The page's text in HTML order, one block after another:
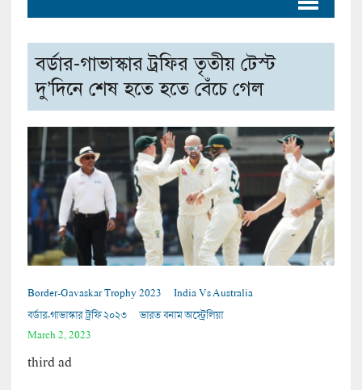
বর্ডার-গাভাস্কার ট্রফির তৃতীয় টেস্ট
দু’দিনে শেষ হতে হতে বেঁচে গেল
Border-Gavaskar Trophy 2023
India Vs Australia
বর্ডার-গাভাস্কার ট্রফি ২০২৩
ভারত বনাম অস্ট্রেলিয়া
March 2, 2023
third ad